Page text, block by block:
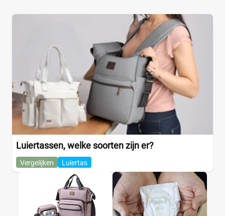
Luiertassen, welke soorten zijn er?
Vergelijken Luiertas